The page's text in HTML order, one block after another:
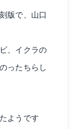
版で、山口
、イクラの
ったちらし
ようです